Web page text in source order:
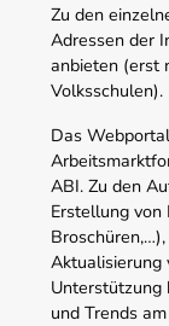
Zu den
Adressen der
anbieten (erst
Volksschulen).
Das
ABI. Zu den
Erstellung
Aktualisierung
Unterstützung
und Trends